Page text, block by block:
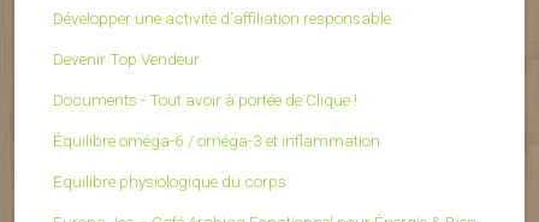
Développer une activité d’affiliation responsable
Devenir Top Vendeur
Documents - Tout avoir à portée de Clique !
Équilibre oméga-6 / oméga-3 et inflammation
Equilibre physiologique du corps